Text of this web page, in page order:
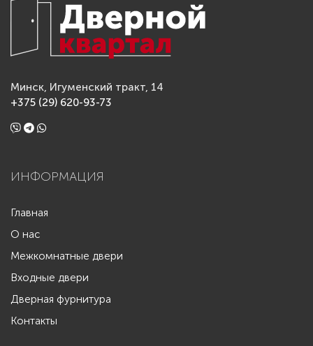
Минск, Игуменский тракт, 14
+375 (29) 620-93-73
ИНФОРМАЦИЯ
Главная
О нас
Межкомнатные двери
Входные двери
Дверная фурнитура
Контакты